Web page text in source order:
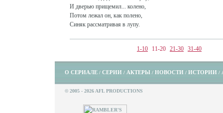
И дверью прищемил... колено,
Потом лежал он, как полено,
Синяк рассматривая в лупу.
1-10 11-20 21-30 31-40
О СЕРИАЛЕ / СЕРИИ / АКТЕРЫ / НОВОСТИ / ИСТОРИИ /
© 2005 - 2026 AFL PRODUCTIONS